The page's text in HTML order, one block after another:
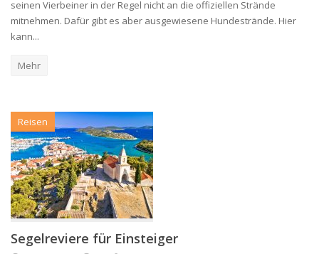
seinen Vierbeiner in der Regel nicht an die offiziellen Strände
mitnehmen. Dafür gibt es aber ausgewiesene Hundestrände. Hier
kann...
Mehr
Reisen
Segelreviere für Einsteiger